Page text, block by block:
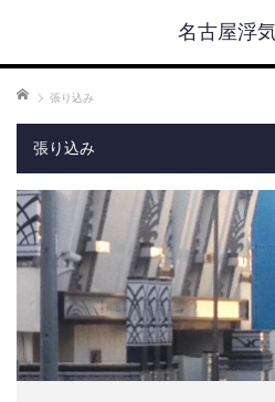
名古屋浮
ホーム 張り込み
張り込み